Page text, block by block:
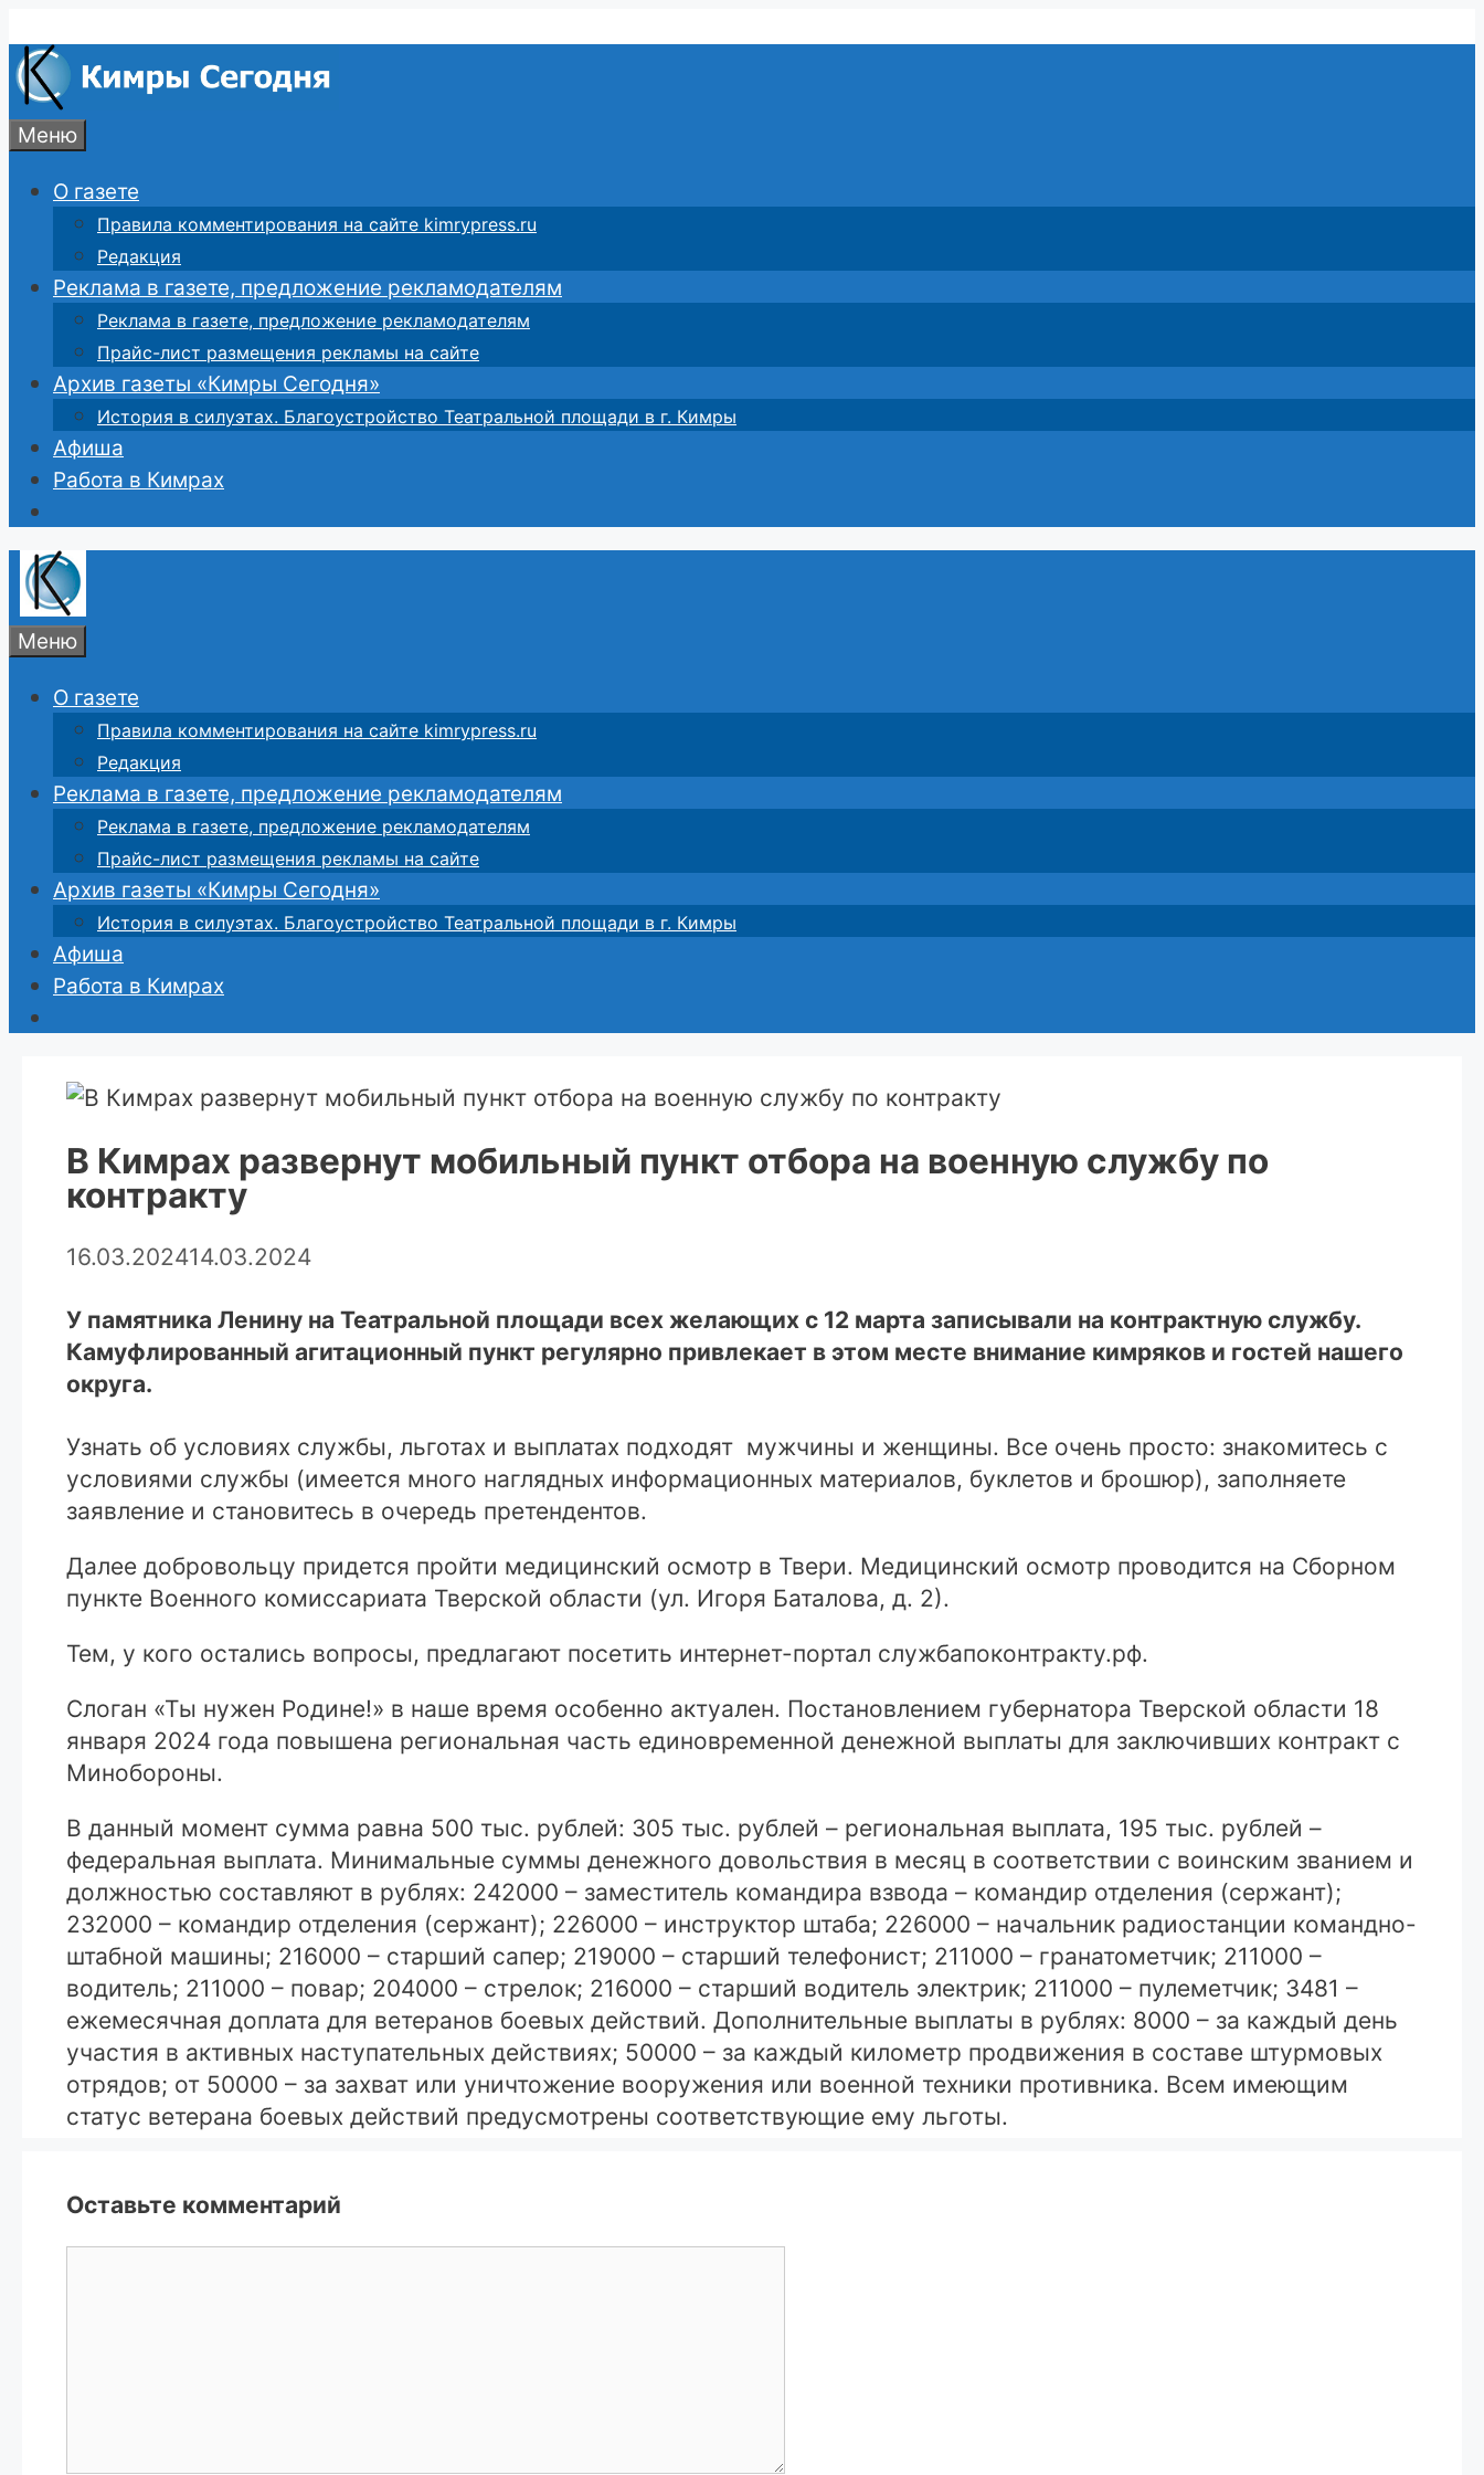
к
содержимому
Меню
О газете
Правила комментирования на сайте kimrypress.ru
Редакция
Реклама в газете, предложение рекламодателям
Реклама в газете, предложение рекламодателям
Прайс-лист размещения рекламы на сайте
Архив газеты «Кимры Сегодня»
История в силуэтах. Благоустройство Театральной площади в г. Кимры
Афиша
Работа в Кимрах
Меню
О газете
Правила комментирования на сайте kimrypress.ru
Редакция
Реклама в газете, предложение рекламодателям
Реклама в газете, предложение рекламодателям
Прайс-лист размещения рекламы на сайте
Архив газеты «Кимры Сегодня»
История в силуэтах. Благоустройство Театральной площади в г. Кимры
Афиша
Работа в Кимрах
В Кимрах развернут мобильный пункт отбора на военную службу по
контракту
16.03.202414.03.2024
У памятника Ленину на Театральной площади всех желающих с 12 марта записывали на контрактную службу.
Камуфлированный агитационный пункт регулярно привлекает в этом месте внимание кимряков и гостей нашего
округа.
Узнать об условиях службы, льготах и выплатах подходят мужчины и женщины. Все очень просто: знакомитесь с
условиями службы (имеется много наглядных информационных материалов, буклетов и брошюр), заполняете
заявление и становитесь в очередь претендентов.
Далее добровольцу придется пройти медицинский осмотр в Твери. Медицинский осмотр проводится на Сборном
пункте Военного комиссариата Тверской области (ул. Игоря Баталова, д. 2).
Тем, у кого остались вопросы, предлагают посетить интернет-портал службапоконтракту.рф.
Слоган «Ты нужен Родине!» в наше время особенно актуален. Постановлением губернатора Тверской области 18
января 2024 года повышена региональная часть единовременной денежной выплаты для заключивших контракт с
Минобороны.
В данный момент сумма равна 500 тыс. рублей: 305 тыс. рублей – региональная выплата, 195 тыс. рублей –
федеральная выплата. Минимальные суммы денежного довольствия в месяц в соответствии с воинским званием и
должностью составляют в рублях: 242000 – заместитель командира взвода – командир отделения (сержант);
232000 – командир отделения (сержант); 226000 – инструктор штаба; 226000 – начальник радиостанции командно-
штабной машины; 216000 – старший сапер; 219000 – старший телефонист; 211000 – гранатометчик; 211000 –
водитель; 211000 – повар; 204000 – стрелок; 216000 – старший водитель электрик; 211000 – пулеметчик; 3481 –
ежемесячная доплата для ветеранов боевых действий. Дополнительные выплаты в рублях: 8000 – за каждый день
участия в активных наступательных действиях; 50000 – за каждый километр продвижения в составе штурмовых
отрядов; от 50000 – за захват или уничтожение вооружения или военной техники противника. Всем имеющим
статус ветерана боевых действий предусмотрены соответствующие ему льготы.
Оставьте комментарий